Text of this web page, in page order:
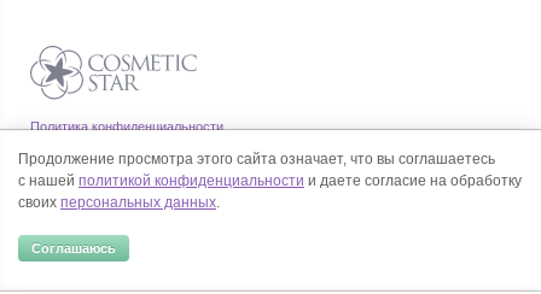
Политика конфиденциальности
Согласие на обработку персональных данных
© Все права на товарные знаки принадлежат их законным владельцам.
Продолжение просмотра этого сайта означает, что вы соглашаетесь
с нашей политикой конфиденциальности и даете согласие на обработку
своих персональных данных.
Соглашаюсь